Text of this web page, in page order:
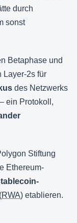
durch
sonst
Betaphase und
Layer-2s für
des Netzwerks
– ein Protokoll,
Stiftung
Ethereum-
(RWA) etablieren.